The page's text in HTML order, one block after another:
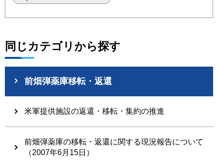
同じカテゴリから探す
前畑弾薬庫移転・返還
米軍提供施設の返還・移転・集約の推進
前畑弾薬庫の移転・返還に関する現況報告について
（2007年6月15日）